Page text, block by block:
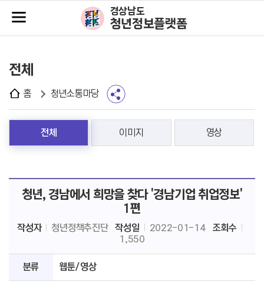
주메뉴바로가기
본문바로가기
경상남도
청년정보플랫폼
전체
홈 청년소통마당
전체 이미지 영상
청년, 경남에서 희망을 찾다 '경남기업 취업정보'
1편
작성자 청년정책추진단 작성일 2022-01-14
조회수
1,550
분류 웹툰/영상